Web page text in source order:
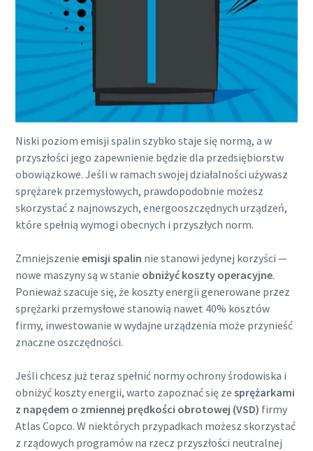
10 kroków do ekologicznej i bardziej
energooszczędnej produkcji
Zmniejszanie emisji dwutlenku węgla w produkcji
Więcej
Niski poziom emisji spalin szybko staje się normą, a w
przyszłości jego zapewnienie będzie dla przedsiębiorstw
obowiązkowe. Jeśli w ramach swojej działalności używasz
sprężarek przemysłowych, prawdopodobnie możesz
skorzystać z najnowszych, energooszczędnych urządzeń,
które spełnią wymogi obecnych i przyszłych norm.
Zmniejszenie emisji spalin nie stanowi jedynej korzyści —
nowe maszyny są w stanie obniżyć koszty operacyjne.
Ponieważ szacuje się, że koszty energii generowane przez
sprężarki przemysłowe stanowią nawet 40% kosztów
firmy, inwestowanie w wydajne urządzenia może przynieść
znaczne oszczędności.
Jeśli chcesz już teraz spełnić normy ochrony środowiska i
obniżyć koszty energii, warto zapoznać się ze sprężarkami
z napędem o zmiennej prędkości obrotowej (VSD) firmy
Atlas Copco. W niektórych przypadkach możesz skorzystać
z rządowych programów na rzecz przyszłości neutralnej